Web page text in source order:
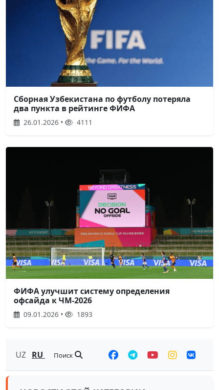
Сборная Узбекистана по футболу потеряла
два пункта в рейтинге ФИФА
26.01.2026 • 4111
ФИФА улучшит систему определения
офсайда к ЧМ-2026
09.01.2026 • 1893
UZ RU Поиск